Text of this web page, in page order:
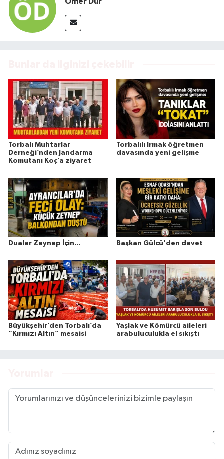
Ömer Dur
Torbalı Muhtarlar
Derneği’nden Jandarma
Komutanı Koç’a ziyaret
Torbalılı Irmak öğretmen
davasında yeni gelişme
Dualar Zeynep İçin... Başkan Gülcü'den davet
Büyükşehir’den Torbalı’da
“Kırmızı Altın” mesaisi
Yaşlak ve Kömürcü aileleri
arabuluculukla el sıkıştı